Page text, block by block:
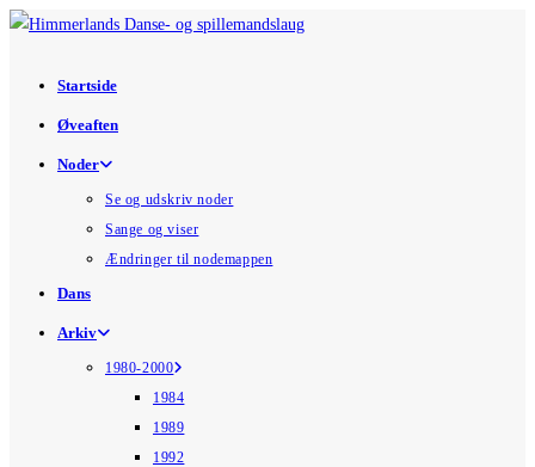
Skip
content Startside
Øveaften
Noder
Se og udskriv noder
Sange og viser
Ændringer til nodemappen
Dans
Arkiv
1980-2000
1984
1989
1992